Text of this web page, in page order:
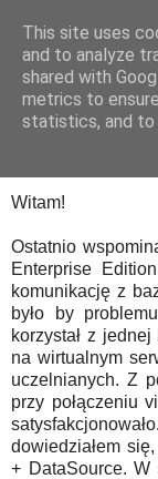
Blog ::
niedziela, 23 maja 2010
Pierwsze
Witam!
Ostatnio
Enterprise
komunikację z
było by
korzystał z
na wirtualnym
uczelnianych. Z
przy połączeniu
dowiedziałem
+ DataSource.
This site uses
and to analyze
shared with
metrics to
statistics, and to